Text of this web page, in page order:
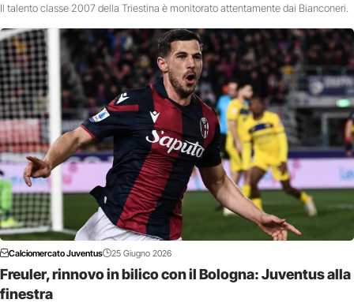
Il talento classe 2007 della Triestina è monitorato attentamente dai Bianconeri.
Calciomercato Juventus 25 Giugno 2026
Freuler, rinnovo in bilico con il Bologna: Juventus alla
finestra